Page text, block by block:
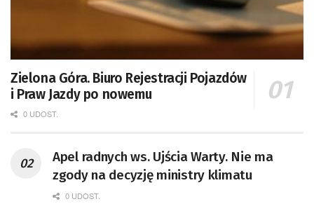
Zielona Góra. Biuro Rejestracji Pojazdów
i Praw Jazdy po nowemu
0 UDOST.
Apel radnych ws. Ujścia Warty. Nie ma
zgody na decyzję ministry klimatu
0 UDOST.